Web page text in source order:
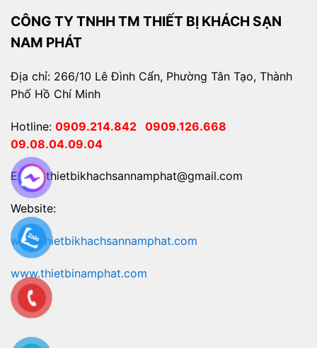
CÔNG TY TNHH TM THIẾT BỊ KHÁCH SẠN
NAM PHÁT
Địa chỉ: 266/10 Lê Đình Cẩn, Phường Tân Tạo, Thành
Phố Hồ Chí Minh
Hotline: 0909.214.842 0909.126.668
09.08.04.09.04
Email: thietbikhachsannamphat@gmail.com
Website:
www.thietbikhachsannamphat.com
www.thietbinamphat.com